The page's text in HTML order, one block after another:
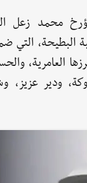
محمد زعل
البطيحة،
العامرية،
ودير عزيز،